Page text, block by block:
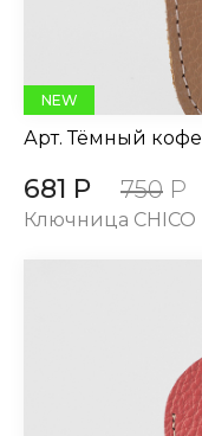
NEW
Арт. Тёмный кофе
681 Р 750 Р
Ключница CHICO